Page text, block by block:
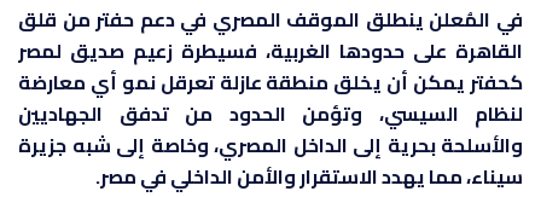
في المُعلن ينطلق الموقف المصري في دعم حفتر من قلق
القاهرة على حدودها الغربية، فسيطرة زعيم صديق لمصر
كحفتر يمكن أن يخلق منطقة عازلة تعرقل نمو أي معارضة
لنظام السيسي، وتؤمن الحدود من تدفق الجهاديين
والأسلحة بحرية إلى الداخل المصري، وخاصة إلى شبه جزيرة
سيناء، مما يهدد الاستقرار والأمن الداخلي في مصر.